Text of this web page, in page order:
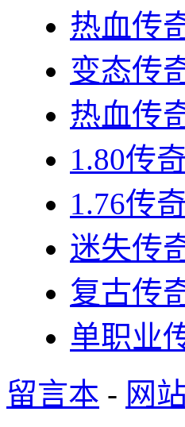
热血传
变态传
热血传
1.80传
1.76传
迷失传
复古传
单职业
留言本 - 网